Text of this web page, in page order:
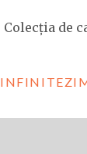
Colecția de